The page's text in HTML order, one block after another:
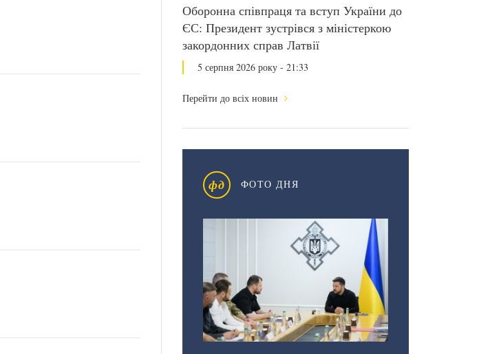
Оборонна співпраця та вступ України до
ЄС: Президент зустрівся з міністеркою
закордонних справ Латвії
5 серпня 2026 року - 21:33
Перейти до всіх новин
фд ФОТО ДНЯ